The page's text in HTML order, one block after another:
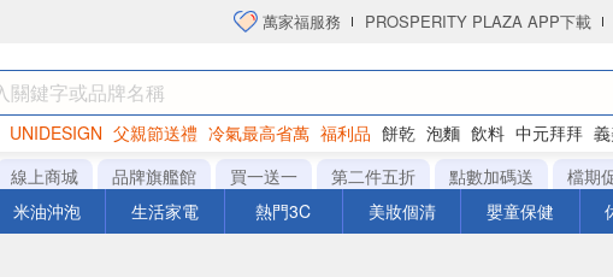
萬家福服務 PROSPERITY PLAZA APP下載
UNIDESIGN 父親節送禮 冷氣最高省萬 福利品 餅乾 泡麵 飲料 中元拜拜
罐頭 海苔 洋芋片
線上商城 品牌旗艦館 買一送一 第二件五折 點數加碼送
檔期
米油沖泡 生活家電 熱門3C 美妝個清 嬰童保健